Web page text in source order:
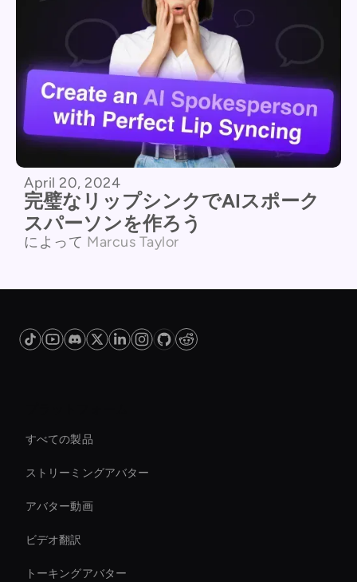
April 20, 2024
完璧なリップシンクでAIスポーク
スパーソンを作ろう
によって Marcus Taylor
すべての製品
ストリーミングアバター
アバター動画
ビデオ翻訳
トーキングアバター